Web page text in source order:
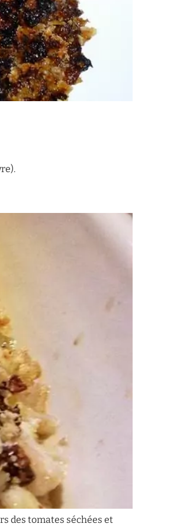
des tomates séchées et